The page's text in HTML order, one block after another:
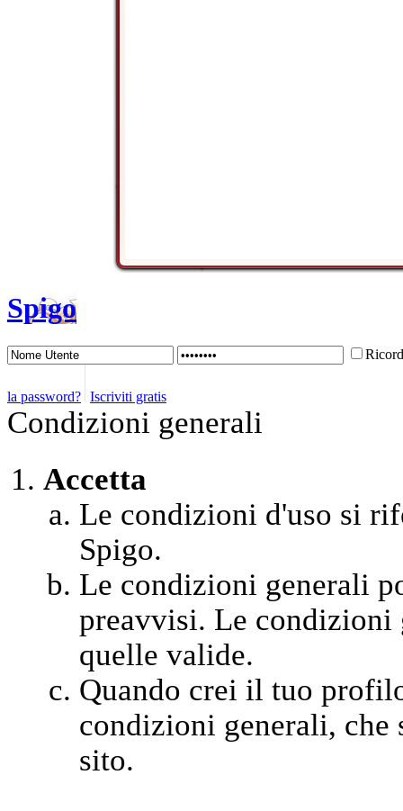
Spigo
la password? Iscriviti gratis
Condizioni generali
Accetta
Le condizioni d'uso si
Spigo.
Le condizioni generali
preavvisi. Le condizioni
quelle valide.
Quando crei il tuo
condizioni generali,
sito.